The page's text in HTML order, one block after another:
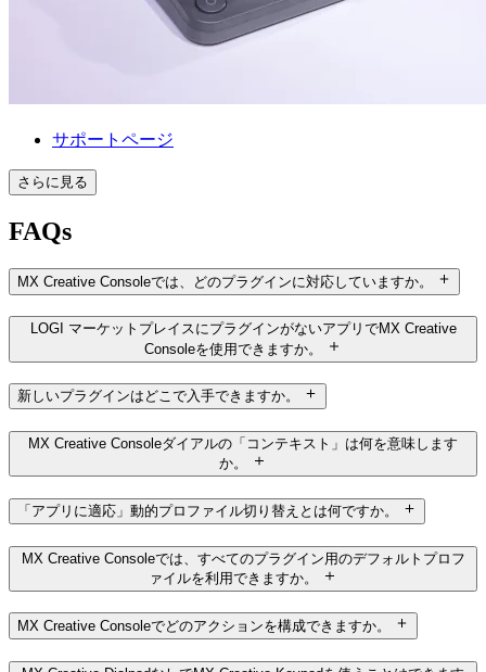
サポートページ
さらに見る
FAQs
MX Creative Consoleでは、どのプラグインに対応していますか。
LOGI マーケットプレイスにプラグインがないアプリでMX Creative
Consoleを使用できますか。
新しいプラグインはどこで入手できますか。
MX Creative Consoleダイアルの「コンテキスト」は何を意味します
か。
「アプリに適応」動的プロファイル切り替えとは何ですか。
MX Creative Consoleでは、すべてのプラグイン用のデフォルトプロフ
ァイルを利用できますか。
MX Creative Consoleでどのアクションを構成できますか。